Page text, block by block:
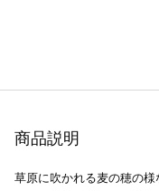
商品説明
草原に吹かれる麦の穂の